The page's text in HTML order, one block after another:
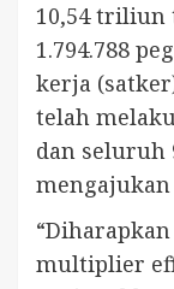
10,54 triliun
1.794.788
kerja
telah
dan seluruh
multiplier